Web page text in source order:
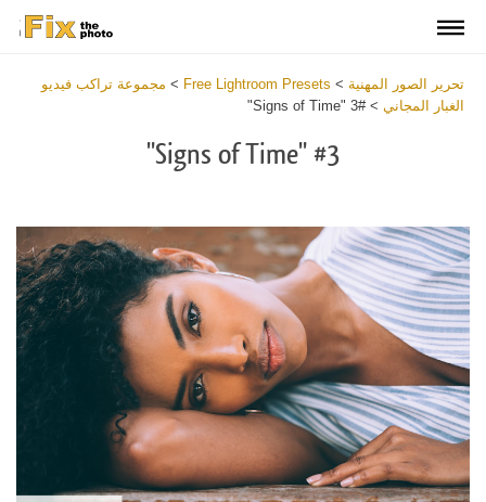
تحرير الصور المهنية >
Free Lightroom Presets
> مجموعة تراكب فيديو
الغبار المجاني >
#3 "Signs of Time"
#3 "Signs of Time"
Download
Free
Overlay